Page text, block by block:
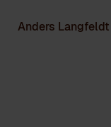
Anders Langfeldt